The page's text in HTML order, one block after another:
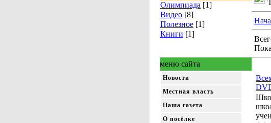
Олимпиада [1]
Видео [8]
Полезное [1]
Книги [1]
меню сайта
Новости
Местная власть
Наша газета
О посёлке